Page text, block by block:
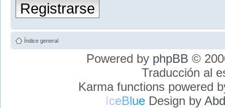
Registrarse
Índice general
Powered by phpBB ©
Traducción al
Karma functions powered
IceBlueDesign by